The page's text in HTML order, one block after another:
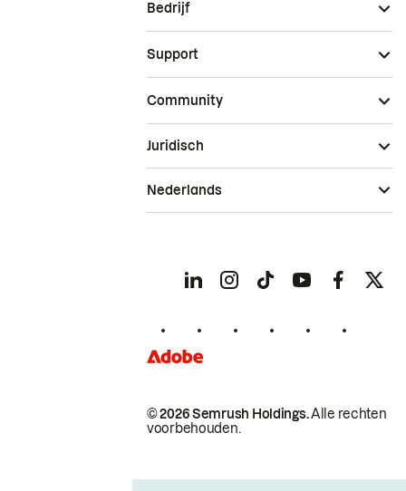
Bedrijf
Support
Community
© 2026 Semrush Holdings.Alle rechten
voorbehouden.
Juridisch
Nederlands